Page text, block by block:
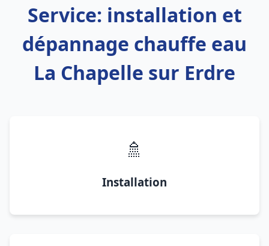
Service: installation et
dépannage chauffe eau
La Chapelle sur Erdre
🚿
Installation